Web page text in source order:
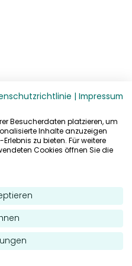
| Impressum
Besucherdaten platzieren, um
Inhalte anzuzeigen
zu bieten. Für weitere
Cookies öffnen Sie die